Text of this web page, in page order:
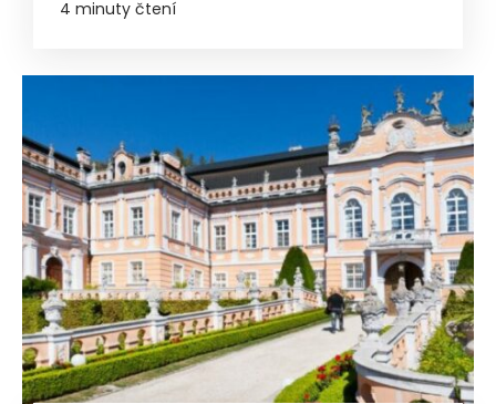
4 minuty čtení